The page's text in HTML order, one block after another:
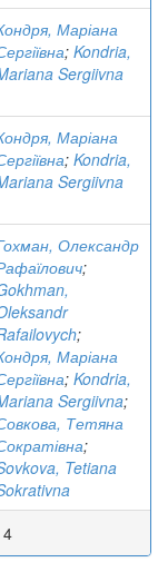
Маріана
; Kondria,
Sergiivna
Маріана
; Kondria,
Sergiivna
Олександр
;
;
Маріана
; Kondria,
Sergiivna;
Тетяна
;
Tetiana